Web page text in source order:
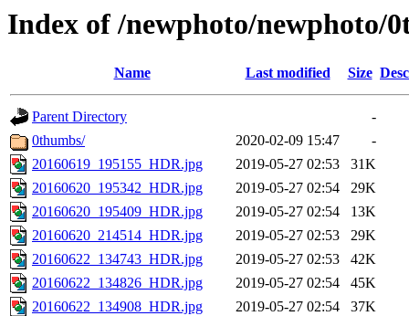
Index of /newphoto/newphoto/
Name Last modified Size
Parent Directory
-
0thumbs/
2020-02-09 15:47
-
20160619_195155_HDR.jpg
2019-05-27 02:53
31K
20160620_195342_HDR.jpg
2019-05-27 02:54
29K
20160620_195409_HDR.jpg
2019-05-27 02:54
13K
20160620_214514_HDR.jpg
2019-05-27 02:53
29K
20160622_134743_HDR.jpg
2019-05-27 02:53
42K
20160622_134826_HDR.jpg
2019-05-27 02:54
45K
20160622_134908_HDR.jpg
2019-05-27 02:54
37K